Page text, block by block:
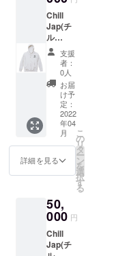
当ブラ
ンド商
品をご
購入頂
く際
に、
クーポ
ンコー
ドを入
力する
事で
クーポ
ンをご
けま
す。 ※
ンの換
金は承
り致し
かねま
す。
グッズ
等も販
売して
いく予
定で
す。
様々な
商品に
クーポ
ンをご
利用し
て頂け
思いま
す。 ※
可。
M~2XL
の中か
ら選択
下さ
らのお
楽し
み！」
です。
福袋感
覚でお
楽しみ
頂けた
らと思
いま
す。 ※
サイズ
の指定
可。
M~2XL
い。 ※
その他
をご希
望の方
ロングT
シャツ
を1枚、
定価
4000円
で販売
予定のT
シャツ
を1枚
と、オ
リジナ
ルス
テッ
カーを1
枚、
Japでご
ける
『¥300
0分の
クーポ
ン』を
Chill
Jap(チ
ル
ジャッ
プ)オリ
ジナルT
シャ
ツ・ロ
ングT
シャ
ツ・
パー
カー&オ
リジナ
ルス
テッ
クーポ
ン 定価
6000円
で販売
予定の
支援
者：
0人
お届
け予
定：
2022
年04
月
詳細を見る
こ
の
リ
タ
ー
ン
を
選
択
す
る
50,
000 円
Chill
Jap(チ